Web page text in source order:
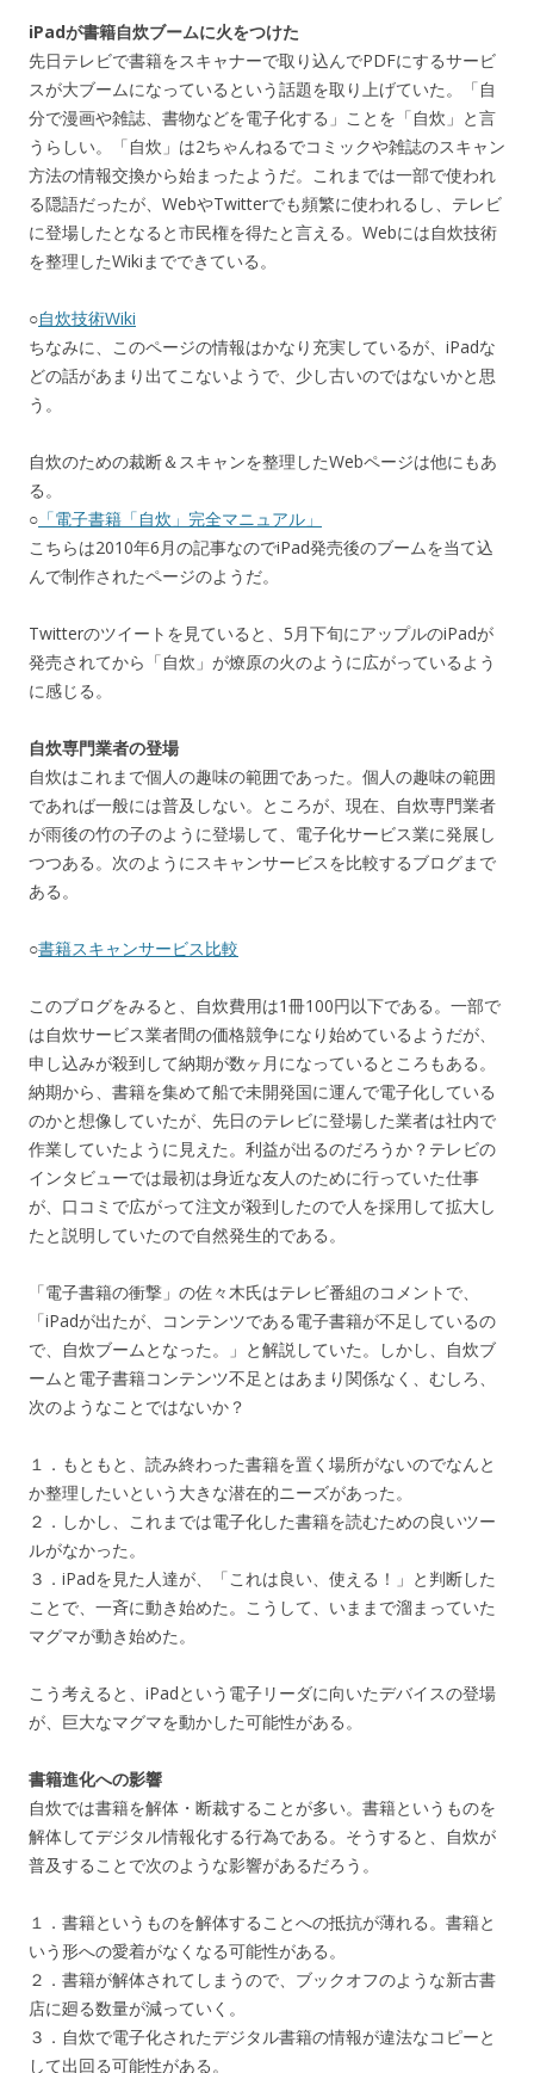
iPadが書籍自炊ブームに火をつけた
先日テレビで書籍をスキャナーで取り込んでPDFにするサービ
スが大ブームになっているという話題を取り上げていた。「自
分で漫画や雑誌、書物などを電子化する」ことを「自炊」と言
うらしい。「自炊」は2ちゃんねるでコミックや雑誌のスキャン
方法の情報交換から始まったようだ。これまでは一部で使われ
る隠語だったが、WebやTwitterでも頻繁に使われるし、テレビ
に登場したとなると市民権を得たと言える。Webには自炊技術
を整理したWikiまでできている。
○自炊技術Wiki
ちなみに、このページの情報はかなり充実しているが、iPadな
どの話があまり出てこないようで、少し古いのではないかと思
う。
自炊のための裁断＆スキャンを整理したWebページは他にもあ
る。
○ 「電子書籍「自炊」完全マニュアル」
こちらは2010年6月の記事なのでiPad発売後のブームを当て込
んで制作されたページのようだ。
Twitterのツイートを見ていると、5月下旬にアップルのiPadが
発売されてから「自炊」が燎原の火のように広がっているよう
に感じる。
自炊専門業者の登場
自炊はこれまで個人の趣味の範囲であった。個人の趣味の範囲
であれば一般には普及しない。ところが、現在、自炊専門業者
が雨後の竹の子のように登場して、電子化サービス業に発展し
つつある。次のようにスキャンサービスを比較するブログまで
ある。
○書籍スキャンサービス比較
このブログをみると、自炊費用は1冊100円以下である。一部で
は自炊サービス業者間の価格競争になり始めているようだが、
申し込みが殺到して納期が数ヶ月になっているところもある。
納期から、書籍を集めて船で未開発国に運んで電子化している
のかと想像していたが、先日のテレビに登場した業者は社内で
作業していたように見えた。利益が出るのだろうか？テレビの
インタビューでは最初は身近な友人のために行っていた仕事
が、口コミで広がって注文が殺到したので人を採用して拡大し
たと説明していたので自然発生的である。
「電子書籍の衝撃」の佐々木氏はテレビ番組のコメントで、
「iPadが出たが、コンテンツである電子書籍が不足しているの
で、自炊ブームとなった。」と解説していた。しかし、自炊ブ
ームと電子書籍コンテンツ不足とはあまり関係なく、むしろ、
次のようなことではないか？
１．もともと、読み終わった書籍を置く場所がないのでなんと
か整理したいという大きな潜在的ニーズがあった。
２．しかし、これまでは電子化した書籍を読むための良いツー
ルがなかった。
３．iPadを見た人達が、「これは良い、使える！」と判断した
ことで、一斉に動き始めた。こうして、いままで溜まっていた
マグマが動き始めた。
こう考えると、iPadという電子リーダに向いたデバイスの登場
が、巨大なマグマを動かした可能性がある。
書籍進化への影響
自炊では書籍を解体・断裁することが多い。書籍というものを
解体してデジタル情報化する行為である。そうすると、自炊が
普及することで次のような影響があるだろう。
１．書籍というものを解体することへの抵抗が薄れる。書籍と
いう形への愛着がなくなる可能性がある。
２．書籍が解体されてしまうので、ブックオフのような新古書
店に廻る数量が減っていく。
３．自炊で電子化されたデジタル書籍の情報が違法なコピーと
して出回る可能性がある。